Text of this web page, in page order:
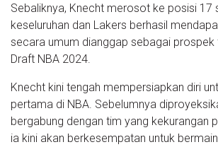
Sebaliknya, Knecht merosot ke posisi 17
keseluruhan dan Lakers berhasil
secara umum dianggap sebagai
Draft NBA 2024.
Knecht kini tengah mempersiapkan diri
pertama di NBA. Sebelumnya
bergabung dengan tim yang kekurangan
ia kini akan berkesempatan untuk